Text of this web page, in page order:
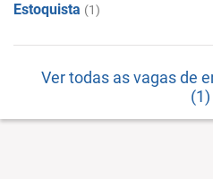
Estoquista (1)
Ver todas as vagas de
(1)